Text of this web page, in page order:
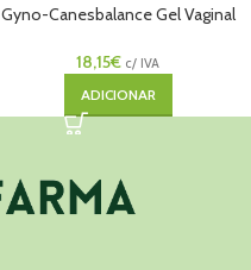
Gyno-Canesbalance Gel Vaginal
18,15€ c/ IVA
ADICIONAR